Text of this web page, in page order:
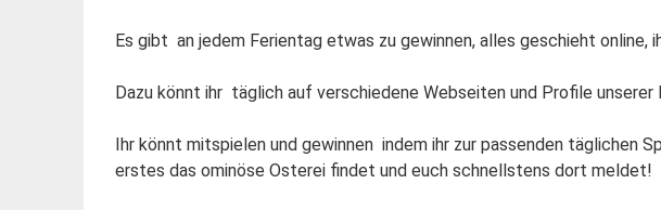
Es gibt an jedem Ferientag etwas zu gewinnen, alles geschieht online,
Dazu könnt ihr täglich auf verschiedene Webseiten und Profile unserer
Ihr könnt mitspielen und gewinnen indem ihr zur passenden täglichen
erstes das ominöse Osterei findet und euch schnellstens dort meldet!